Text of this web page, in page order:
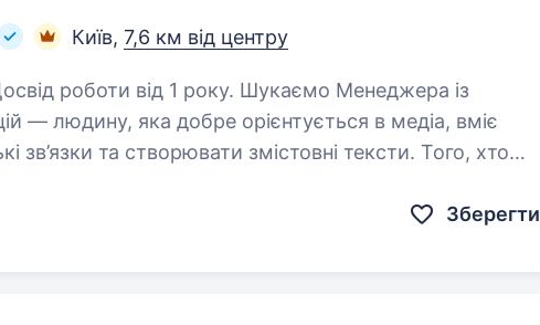
Київ, 7,6 км від центру
від 1 року. Шукаємо Менеджера із
— людину, яка добре орієнтується в медіа, вміє
зв’язки та створювати змістовні тексти. Того, хто
Зберегти